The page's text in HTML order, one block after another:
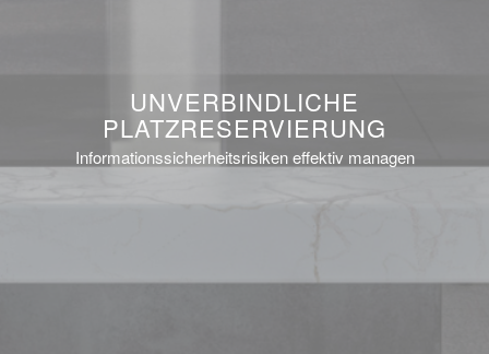
UNVERBINDLICHE
PLATZRESERVIERUNG
Informationssicherheitsrisiken effektiv managen